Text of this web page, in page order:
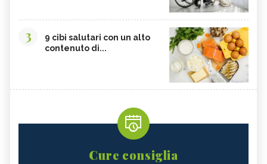
3
9 cibi salutari con un alto
contenuto di...
Cure consiglia